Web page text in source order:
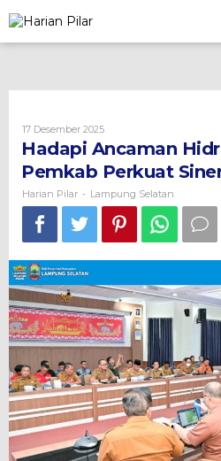
to
content
17 Desember 2025Oleh
Pilar
Hadapi Ancaman
Pemkab Perkuat
Harian Pilar - Lampung Selatan